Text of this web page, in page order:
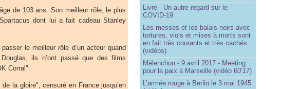
de 103 ans. Son meilleur rôle, le plus
dont lui a fait cadeau Stanley
le meilleur rôle d’un acteur quand
ils n’ont passé que des films
Corral".
la gloire", censuré en France jusqu’en
Livre - Un autre regard sur le
COVID-19
Les messes et les balais noirs avec
tortures, viols et mises à morts sont
en fait très courants et très cachés
(vidéos)
Mélenchon - 9 avril 2017 - Meeting
pour la paix à Marseille (vidéo 60’17)
L’armée rouge à Berlin le 3 mai 1945